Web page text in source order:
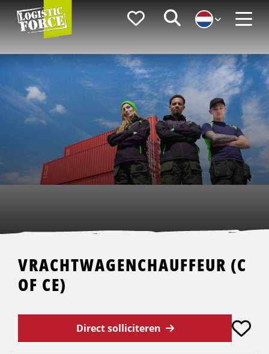
Logistic
Force
FavorietenZoeken
VRACHTWAGENCHAUFFEUR (C
OF CE)
Direct solliciteren